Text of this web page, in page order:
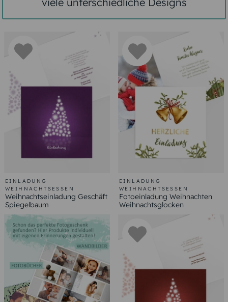
EINLADUNG
WEIHNACHTSESSEN
Weihnachtseinladung Geschäft
Spiegelbaum
EINLADUNG
WEIHNACHTSESSEN
Fotoeinladung Weihnachten
Weihnachtsglocken